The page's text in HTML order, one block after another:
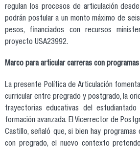
regulan los procesos de articulación
podrán postular a un monto máximo de
pesos, financiados con recursos
proyecto USA23992.
Marco para articular carreras con
La presente Política de Articulación
curricular entre pregrado y postgrado, la
trayectorias educativas del
formación avanzada. El Vicerrector de
Castillo, señaló que, si bien hay programas
con pregrado, el nuevo contexto